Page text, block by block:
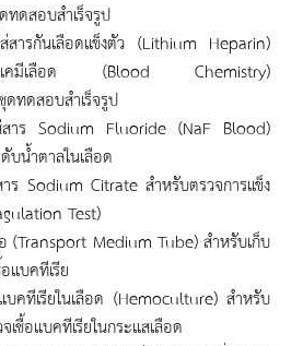
ดสอบสำเร็จรูป
สารกันเลือดแข็งตัว (Lithium Heparin)
ค่าเคมีเลือด (Blood Chemistry)
ทดสอบสำเร็จรูป
สาร Sodium Fluoride (NaF Blood)
บน้ำตาลในเลือด
ร Sodium Citrate สำหรับตรวจการแข็ง
Test)
(Transport Medium Tube) สำหรับเก็บ
แบคทีเรีย
แบคทีเรียในเลือด (Hemoculture) สำหรับ
เชื้อแบคทีเรียในกระแสเลือด